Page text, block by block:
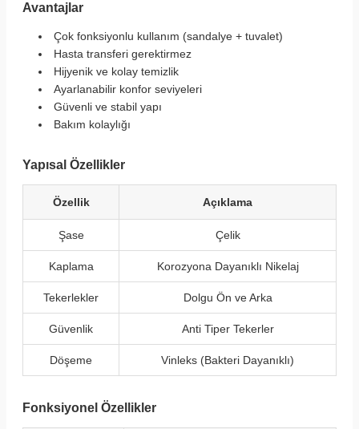
Avantajlar
Çok fonksiyonlu kullanım (sandalye + tuvalet)
Hasta transferi gerektirmez
Hijyenik ve kolay temizlik
Ayarlanabilir konfor seviyeleri
Güvenli ve stabil yapı
Bakım kolaylığı
Yapısal Özellikler
Özellik Açıklama
Şase Çelik
Kaplama Korozyona Dayanıklı Nikelaj
Tekerlekler Dolgu Ön ve Arka
Güvenlik Anti Tiper Tekerler
Döşeme Vinleks (Bakteri Dayanıklı)
Fonksiyonel Özellikler